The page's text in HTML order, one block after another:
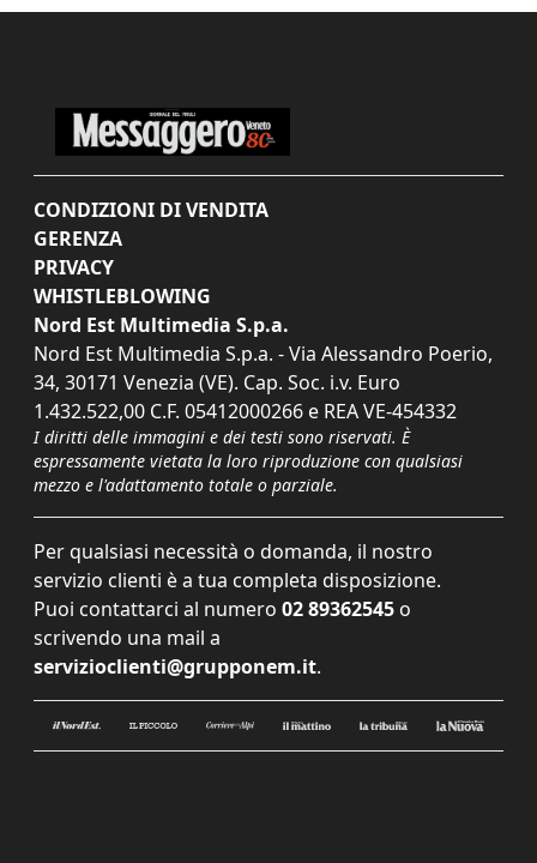
CONDIZIONI DI VENDITA
GERENZA
PRIVACY
WHISTLEBLOWING
Nord Est Multimedia S.p.a.
Nord Est Multimedia S.p.a. - Via Alessandro Poerio,
34, 30171 Venezia (VE). Cap. Soc. i.v. Euro
1.432.522,00 C.F. 05412000266 e REA VE-454332
I diritti delle immagini e dei testi sono riservati. È
espressamente vietata la loro riproduzione con qualsiasi
mezzo e l'adattamento totale o parziale.
Per qualsiasi necessità o domanda, il nostro
servizio clienti è a tua completa disposizione.
Puoi contattarci al numero 02 89362545 o
scrivendo una mail a
servizioclienti@grupponem.it.